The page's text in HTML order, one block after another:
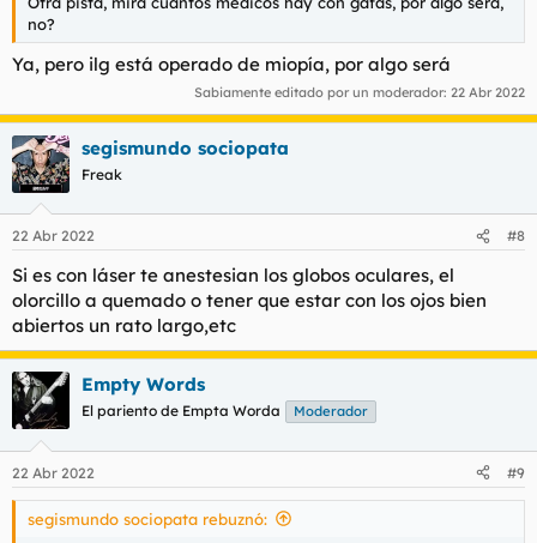
no?
Ya, pero ilg está operado de miopía, por algo será
Sabiamente editado por un moderador: 22 Abr 2022
segismundo sociopata
Freak
22 Abr 2022 #8
Si es con láser te anestesian los globos oculares, el
olorcillo a quemado o tener que estar con los ojos bien
abiertos un rato largo,etc
Empty Words
El pariento de Empta Worda Moderador
22 Abr 2022 #9
segismundo sociopata rebuznó: